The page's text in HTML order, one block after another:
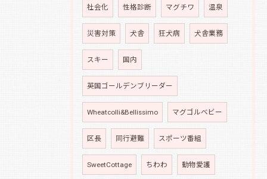
社会化 性格診断 マグチワ 温泉
災害対策 犬舎 狂犬病 犬舎業務
スキー 国内
英国ゴールデンブリーダー
Wheatcolli&Bellissimo マグゴルベビー
区長 同行避難 スポーツ番組
SweetCottage ちわわ 動物愛護